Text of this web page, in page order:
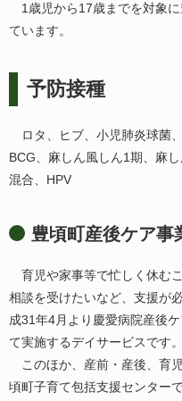
1歳児から17歳までを対象
ています。
予防接種
ロタ、ヒブ、小児肺炎球菌
BCG、麻しん風しん1期、麻
混合、HPV
豊頃町産後ケア事
育児や家事等で忙しく休む
相談を受けたいなど、支援が
成31年4月より慶愛病院産後
て実施するデイサービスです。
このほか、産前・産後、育
頃町子育て包括支援センター